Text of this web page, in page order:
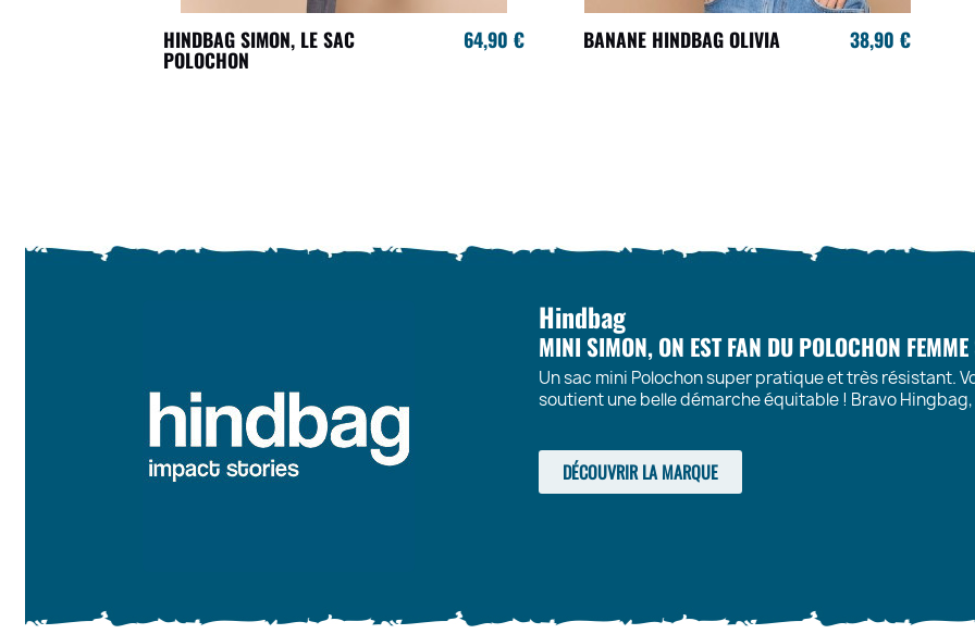
HINDBAG SIMON, LE SAC
POLOCHON
64,90 € BANANE HINDBAG OLIVIA 38,90 €
Hindbag
MINI SIMON, ON EST FAN DU POLOCHON
Un sac mini Polochon super pratique et très résistant.
soutient une belle démarche équitable ! Bravo
DÉCOUVRIR LA MARQUE